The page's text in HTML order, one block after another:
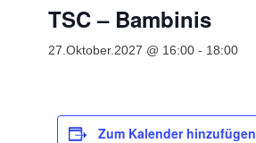
TSC – Bambinis
27.Oktober.2027 @ 16:00 - 18:00
Zum Kalender hinzufügen